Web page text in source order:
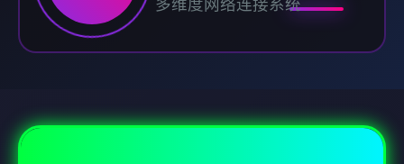
多维度网络连接系统